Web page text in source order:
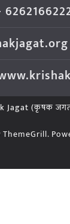
Jagat (कृषक
ThemeGrill.